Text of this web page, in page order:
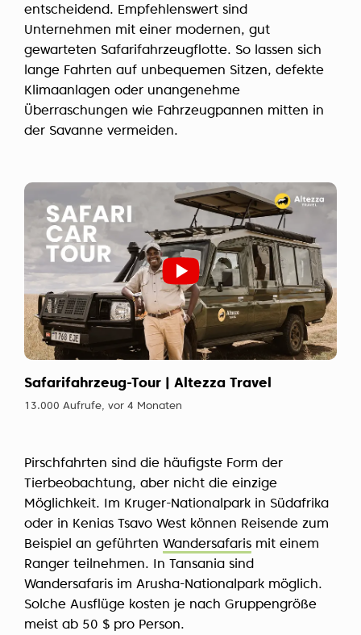
entscheidend. Empfehlenswert sind
Unternehmen mit einer modernen, gut
gewarteten Safarifahrzeugflotte. So lassen sich
lange Fahrten auf unbequemen Sitzen, defekte
Klimaanlagen oder unangenehme
Überraschungen wie Fahrzeugpannen mitten in
der Savanne vermeiden.
Safarifahrzeug-Tour | Altezza Travel
13.000 Aufrufe, vor 4 Monaten
Pirschfahrten sind die häufigste Form der
Tierbeobachtung, aber nicht die einzige
Möglichkeit. Im Kruger-Nationalpark in Südafrika
oder in Kenias Tsavo West können Reisende zum
Beispiel an geführten Wandersafaris mit einem
Ranger teilnehmen. In Tansania sind
Wandersafaris im Arusha-Nationalpark möglich.
Solche Ausflüge kosten je nach Gruppengröße
meist ab 50 $ pro Person.